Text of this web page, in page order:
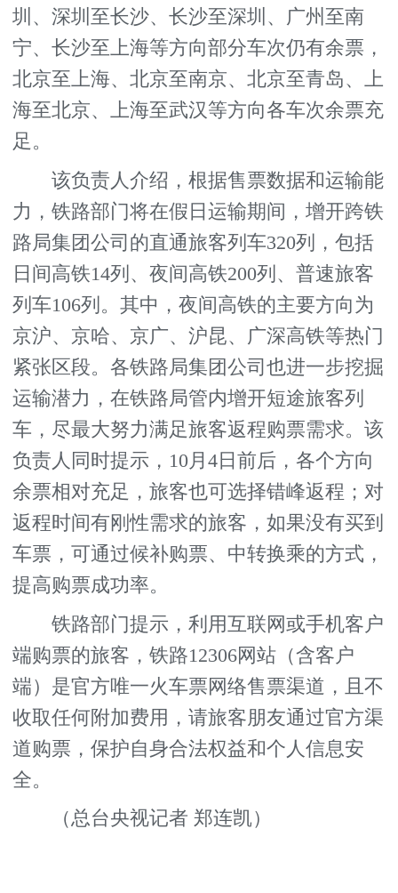
圳、深圳至长沙、长沙至深圳、广州至南
宁、长沙至上海等方向部分车次仍有余票，
北京至上海、北京至南京、北京至青岛、上
海至北京、上海至武汉等方向各车次余票充
足。
该负责人介绍，根据售票数据和运输能
力，铁路部门将在假日运输期间，增开跨铁
路局集团公司的直通旅客列车320列，包括
日间高铁14列、夜间高铁200列、普速旅客
列车106列。其中，夜间高铁的主要方向为
京沪、京哈、京广、沪昆、广深高铁等热门
紧张区段。各铁路局集团公司也进一步挖掘
运输潜力，在铁路局管内增开短途旅客列
车，尽最大努力满足旅客返程购票需求。该
负责人同时提示，10月4日前后，各个方向
余票相对充足，旅客也可选择错峰返程；对
返程时间有刚性需求的旅客，如果没有买到
车票，可通过候补购票、中转换乘的方式，
提高购票成功率。
铁路部门提示，利用互联网或手机客户
端购票的旅客，铁路12306网站（含客户
端）是官方唯一火车票网络售票渠道，且不
收取任何附加费用，请旅客朋友通过官方渠
道购票，保护自身合法权益和个人信息安
全。
（总台央视记者 郑连凯）